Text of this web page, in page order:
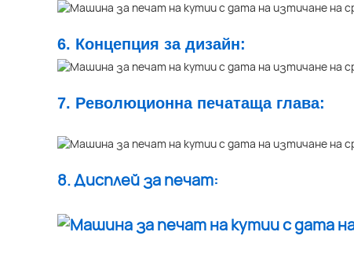
6. Концепция за дизайн:
7. Революционна печатаща глава:
8. Дисплей за печат: